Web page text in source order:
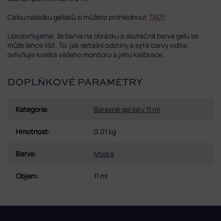
Celou nabídku gellaků si můžete prohlédnout TADY
Upozorňujeme, že barva na obrázku a skutečná barva gelu se
může lehce lišit. To, jak detailní odstíny a syté barvy vidíte,
ovlivňuje kvalita vašeho monitoru a jeho kalibrace.
DOPLŇKOVÉ PARAMETRY
Kategorie: Barevné gel laky 11 ml
Hmotnost: 0.01 kg
Barva: Modrá
Objem: 11 ml